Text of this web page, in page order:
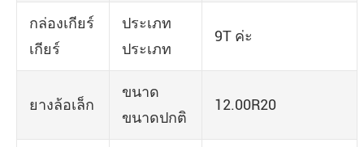
กล่องเกียร์
เกียร์
ประเภท
ประเภท
9T ค่ะ
ยางล้อเล็ก
ขนาด
ขนาดปกติ
12.00R20